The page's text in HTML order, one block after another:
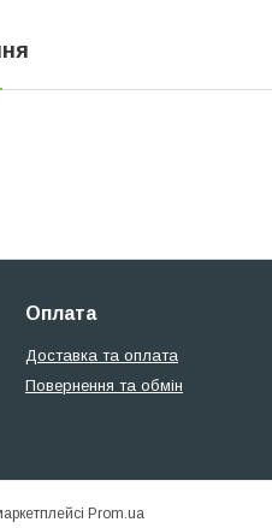
Оплата
Доставка та оплата
Повернення та обмін
Prom.ua